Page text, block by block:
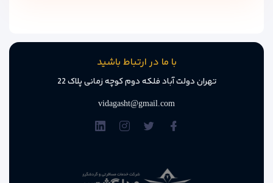
شما قرار می‌دهند.
رزرو سریع و مطمئن
فرآیند رزرو ساده و روان است و تأیید نهایی هتل در کوتاه‌ترین زمان
مناسب سفرهای کاری و شهری
که دسترسی شهری، نظم و آرامش را در اولویت قرار می‌دهند.
با ما در ارتباط باشید
تهران دولت آباد فلکه دوم کوچه زمانی پلاک 22
vidagasht@gmail.com